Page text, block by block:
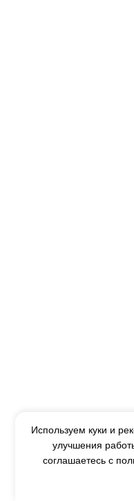
Используем куки и
улучшения
соглашаетесь с